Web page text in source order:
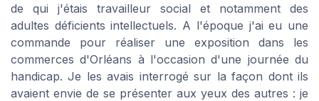
de qui j'étais travailleur social et notamment des
adultes déficients intellectuels. A l'époque j'ai eu une
commande pour réaliser une exposition dans les
commerces d'Orléans à l'occasion d'une journée du
handicap. Je les avais interrogé sur la façon dont ils
avaient envie de se présenter aux yeux des autres : je